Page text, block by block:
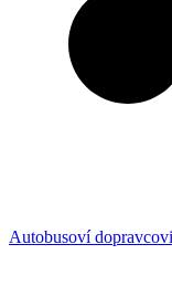
Autobusoví